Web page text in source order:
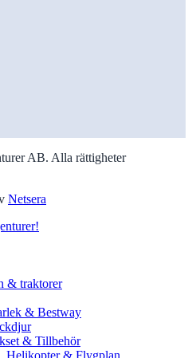
AB. Alla rättigheter
Netsera
& traktorer
& Bestway
& Tillbehör
Helikopter & Flygplan